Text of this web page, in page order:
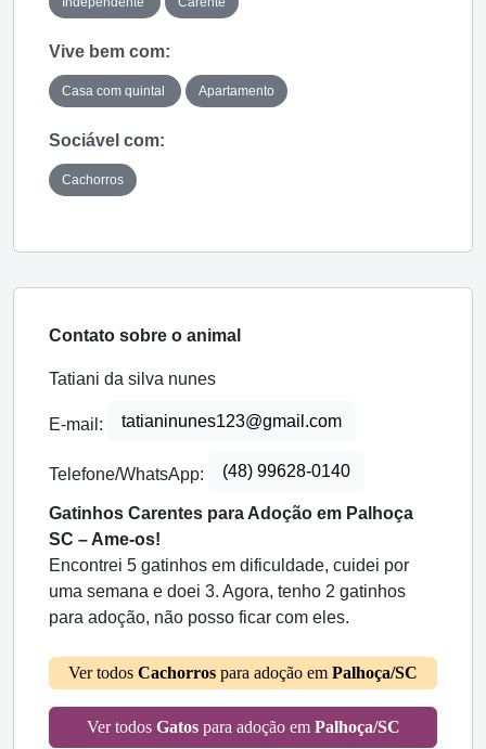
Vive bem com:
Casa com quintal Apartamento
Sociável com:
Cachorros
Contato sobre o animal
Tatiani da silva nunes
E-mail: tatianinunes123@gmail.com
Telefone/WhatsApp: (48) 99628-0140
Gatinhos Carentes para Adoção em Palhoça
SC – Ame-os!
Encontrei 5 gatinhos em dificuldade, cuidei por
uma semana e doei 3. Agora, tenho 2 gatinhos
para adoção, não posso ficar com eles.
Ver todos Cachorros para adoção em Palhoça/SC
Ver todos Gatospara adoção em Palhoça/SC